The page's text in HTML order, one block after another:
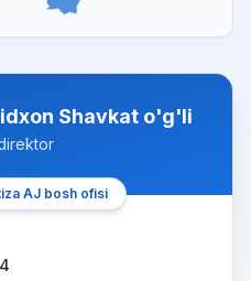
Shavkat o'g'li
AJ bosh ofisi